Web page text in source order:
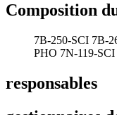
Composition
7B-250-SCI 7B-
PHO 7N-119-SCI
responsables